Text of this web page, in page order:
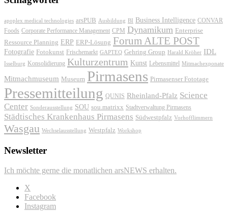
apoplex medical technologies arsPUB Ausbildung BI Business Intelligence CONVAR
Foods Corporate Performance Management CPM Dynamikum Enterprise
Ressource Planning ERP ERP-Lösung Forum ALTE POST
Fotografie Fotokunst Frischemarkt GAPTEQ Gehring Group Harald Kröher IDL
Isselburg Konsolidierung Kulturzentrum Kunst Lebensmittel Mitmachexponate
Mitmachmuseum Museum Pirmasens Pirmasenser Fototage
Pressemitteilung QUNIS Rheinland-Pfalz Science
Center Sonderausstellung SOU sou.matrixx Stadtverwaltung Pirmasens
Städtisches Krankenhaus Pirmasens Südwestpfalz Vorhofflimmern
Wasgau Wechselausstellung Westpfalz Workshop
Newsletter
Ich möchte gerne die monatlichen arsNEWS erhalten.
X
Facebook
Instagram